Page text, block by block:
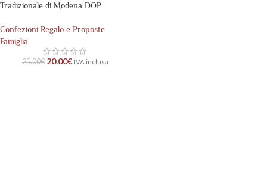
Tradizionale di Modena DOP
Confezioni Regalo e Proposte
Famiglia
25.00€ 20.00€ IVA inclusa